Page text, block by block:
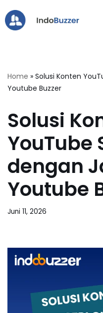
Lompat
Home » Solusi Konten
Youtube Buzzer
Solusi
YouTube
dengan
Youtube
Juni 11, 2026